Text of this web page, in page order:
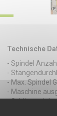
Technische
- Spindel
-
- Max. Spindel
- Maschine
-